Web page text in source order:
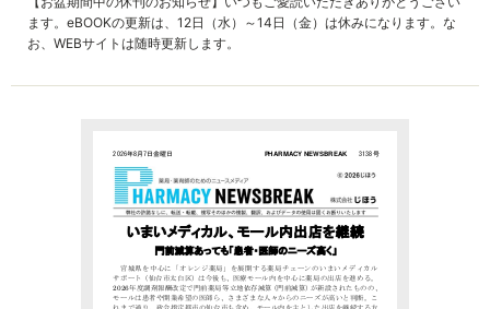
ます。eBOOKの更新は、12日（水）～14日（金）は休みになります。な
お、WEBサイトは随時更新します。